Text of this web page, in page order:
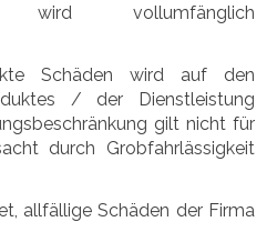
wird vollumfänglich
Schäden wird auf den
/ der Dienstleistung
gilt nicht für
durch Grobfahrlässigkeit
allfällige Schäden der Firma